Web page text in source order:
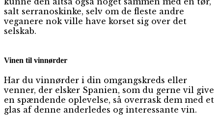
salt serranoskinke, selv om de fleste andre
veganere nok ville have korset sig over det
selskab.
Vinen til vinnørder
Har du vinnørder i din omgangskreds eller
venner, der elsker Spanien, som du gerne vil give
en spændende oplevelse, så overrask dem med et
glas af denne anderledes og interessante vin.